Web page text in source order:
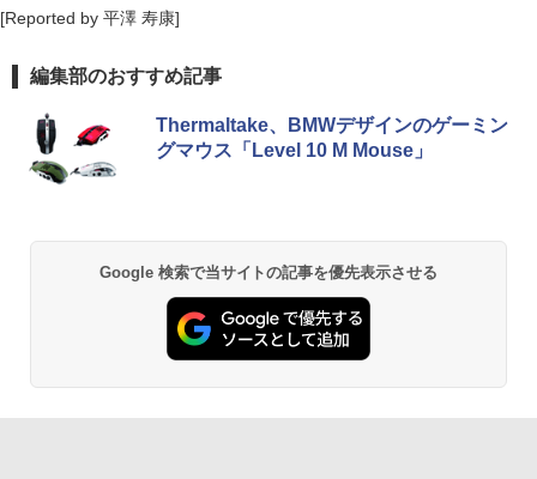
[Reported by 平澤 寿康]
編集部のおすすめ記事
Thermaltake、BMWデザインのゲーミン
グマウス「Level 10 M Mouse」
Google 検索で当サイトの記事を優先表示させる